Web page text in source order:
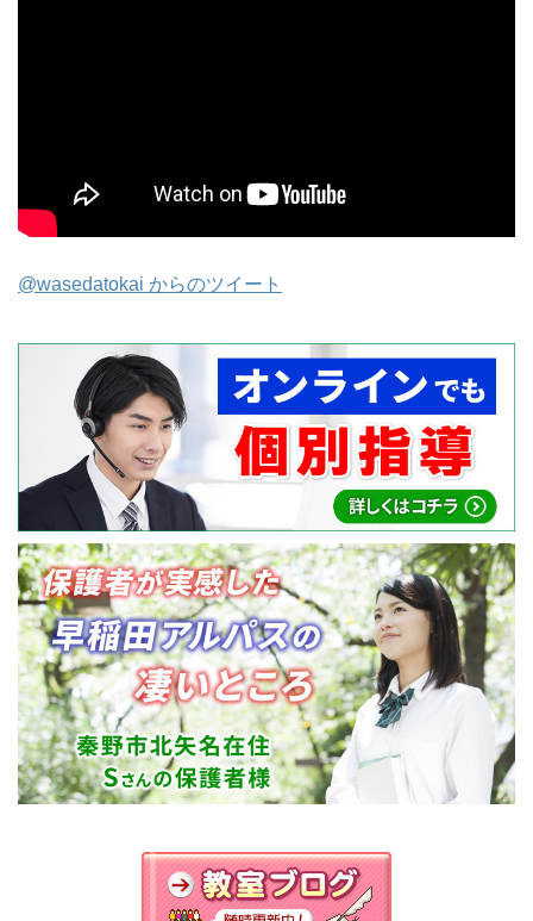
@wasedatokai からのツイート